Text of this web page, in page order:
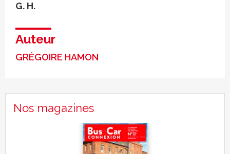
G. H.
Auteur
GRÉGOIRE HAMON
Nos magazines